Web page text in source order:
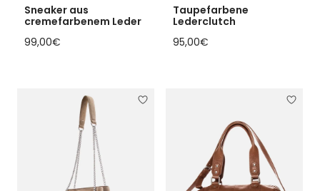
Sneaker aus
cremefarbenem Leder
Regulärer Preis
99,00€
Taupefarbene
Lederclutch
Regulärer Preis
95,00€